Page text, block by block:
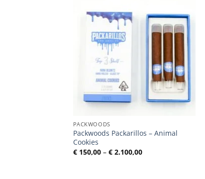
PACKWOODS
Packwoods Packarillos – Animal
Cookies
€150,00 – €2.100,00Preisspanne: